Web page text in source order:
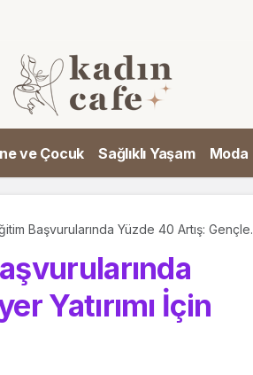
ve Çocuk Sağlıklı Yaşam Moda
Başvurularında Yüzde 40 Artış: Gençler
Yatırımı İçin